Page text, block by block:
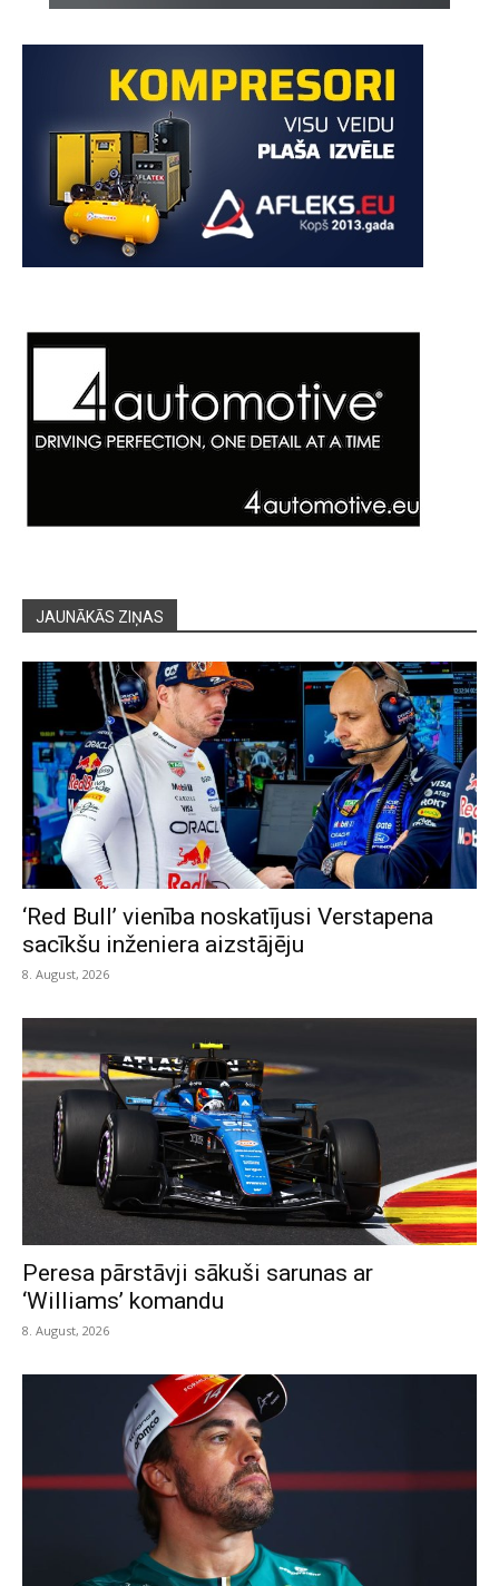
JAUNĀKĀS ZIŅAS
‘Red Bull’ vienība noskatījusi Verstapena
sacīkšu inženiera aizstājēju
8. August, 2026
Peresa pārstāvji sākuši sarunas ar
‘Williams’ komandu
8. August, 2026